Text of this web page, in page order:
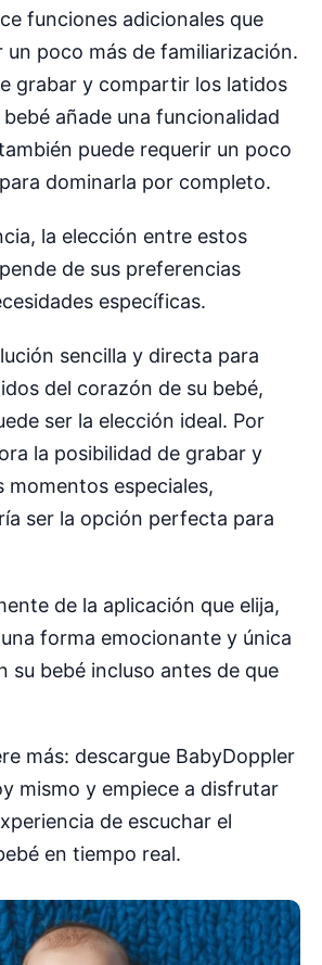
funciones adicionales que
un poco más de familiarización.
grabar y compartir los latidos
añade una funcionalidad
puede requerir un poco
dominarla por completo.
la elección entre estos
de sus preferencias
específicas.
sencilla y directa para
del corazón de su bebé,
ser la elección ideal. Por
la posibilidad de grabar y
especiales,
ser la opción perfecta para
de la aplicación que elija,
forma emocionante y única
su bebé incluso antes de que
más: descargue BabyDoppler
mismo y empiece a disfrutar
de escuchar el
en tiempo real.